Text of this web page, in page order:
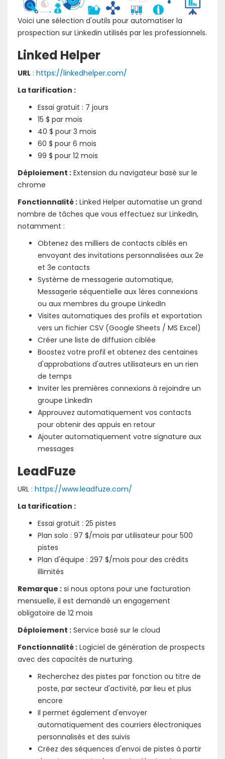
Voici une sélection d'outils pour automatiser la
prospection sur Linkedin utilisés par les professionnels.
Linked Helper
URL : https://linkedhelper.com/
La tarification :
Essai gratuit : 7 jours
15 $ par mois
40 $ pour 3 mois
60 $ pour 6 mois
99 $ pour 12 mois
Déploiement : Extension du navigateur basé sur le
chrome
Fonctionnalité : Linked Helper automatise un grand
nombre de tâches que vous effectuez sur LinkedIn,
notamment :
Obtenez des milliers de contacts ciblés en
envoyant des invitations personnalisées aux 2e
et 3e contacts
Système de messagerie automatique,
Messagerie séquentielle aux 1ères connexions
ou aux membres du groupe LinkedIn
Visites automatiques des profils et exportation
vers un fichier CSV (Google Sheets / MS Excel)
Créer une liste de diffusion ciblée
Boostez votre profil et obtenez des centaines
d'approbations d'autres utilisateurs en un rien
de temps
Inviter les premières connexions à rejoindre un
groupe LinkedIn
Approuvez automatiquement vos contacts
pour obtenir des appuis en retour
Ajouter automatiquement votre signature aux
messages
LeadFuze
URL : https://www.leadfuze.com/
La tarification :
Essai gratuit : 25 pistes
Plan solo : 97 $/mois par utilisateur pour 500
pistes
Plan d'équipe : 297 $/mois pour des crédits
illimités
Remarque : si nous optons pour une facturation
mensuelle, il est demandé un engagement
obligatoire de 12 mois
Déploiement : Service basé sur le cloud
Fonctionnalité : Logiciel de génération de prospects
avec des capacités de nurturing.
Recherchez des pistes par fonction ou titre de
poste, par secteur d'activité, par lieu et plus
encore
Il permet également d'envoyer
automatiquement des courriers électroniques
personnalisés et des suivis
Créez des séquences d'envoi de pistes à partir